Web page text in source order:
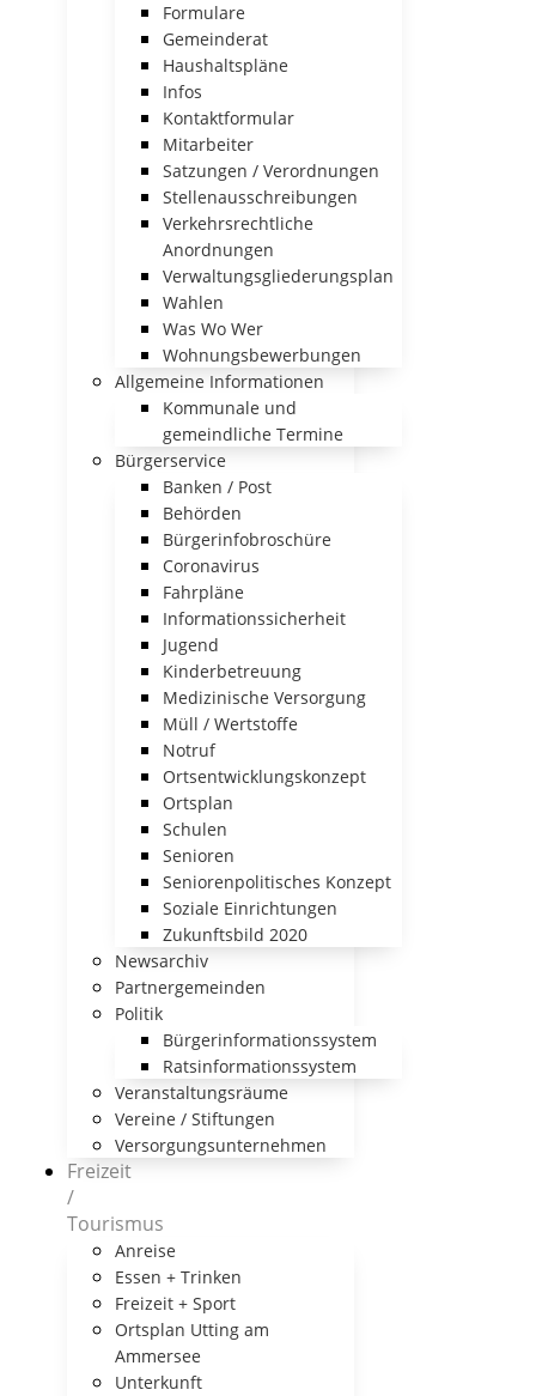
Formulare
Gemeinderat
Haushaltspläne
Infos
Kontaktformular
Mitarbeiter
Satzungen / Verordnungen
Stellenausschreibungen
Verkehrsrechtliche
Anordnungen
Verwaltungsgliederungsplan
Wahlen
Was Wo Wer
Wohnungsbewerbungen
Allgemeine Informationen
Kommunale und
gemeindliche Termine
Bürgerservice
Banken / Post
Behörden
Bürgerinfobroschüre
Coronavirus
Fahrpläne
Informationssicherheit
Jugend
Kinderbetreuung
Medizinische Versorgung
Müll / Wertstoffe
Notruf
Ortsentwicklungskonzept
Ortsplan
Schulen
Senioren
Seniorenpolitisches Konzept
Soziale Einrichtungen
Zukunftsbild 2020
Newsarchiv
Partnergemeinden
Politik
Bürgerinformationssystem
Ratsinformationssystem
Veranstaltungsräume
Vereine / Stiftungen
Versorgungsunternehmen
Freizeit
/
Tourismus
Anreise
Essen + Trinken
Freizeit + Sport
Ortsplan Utting am
Ammersee
Unterkunft